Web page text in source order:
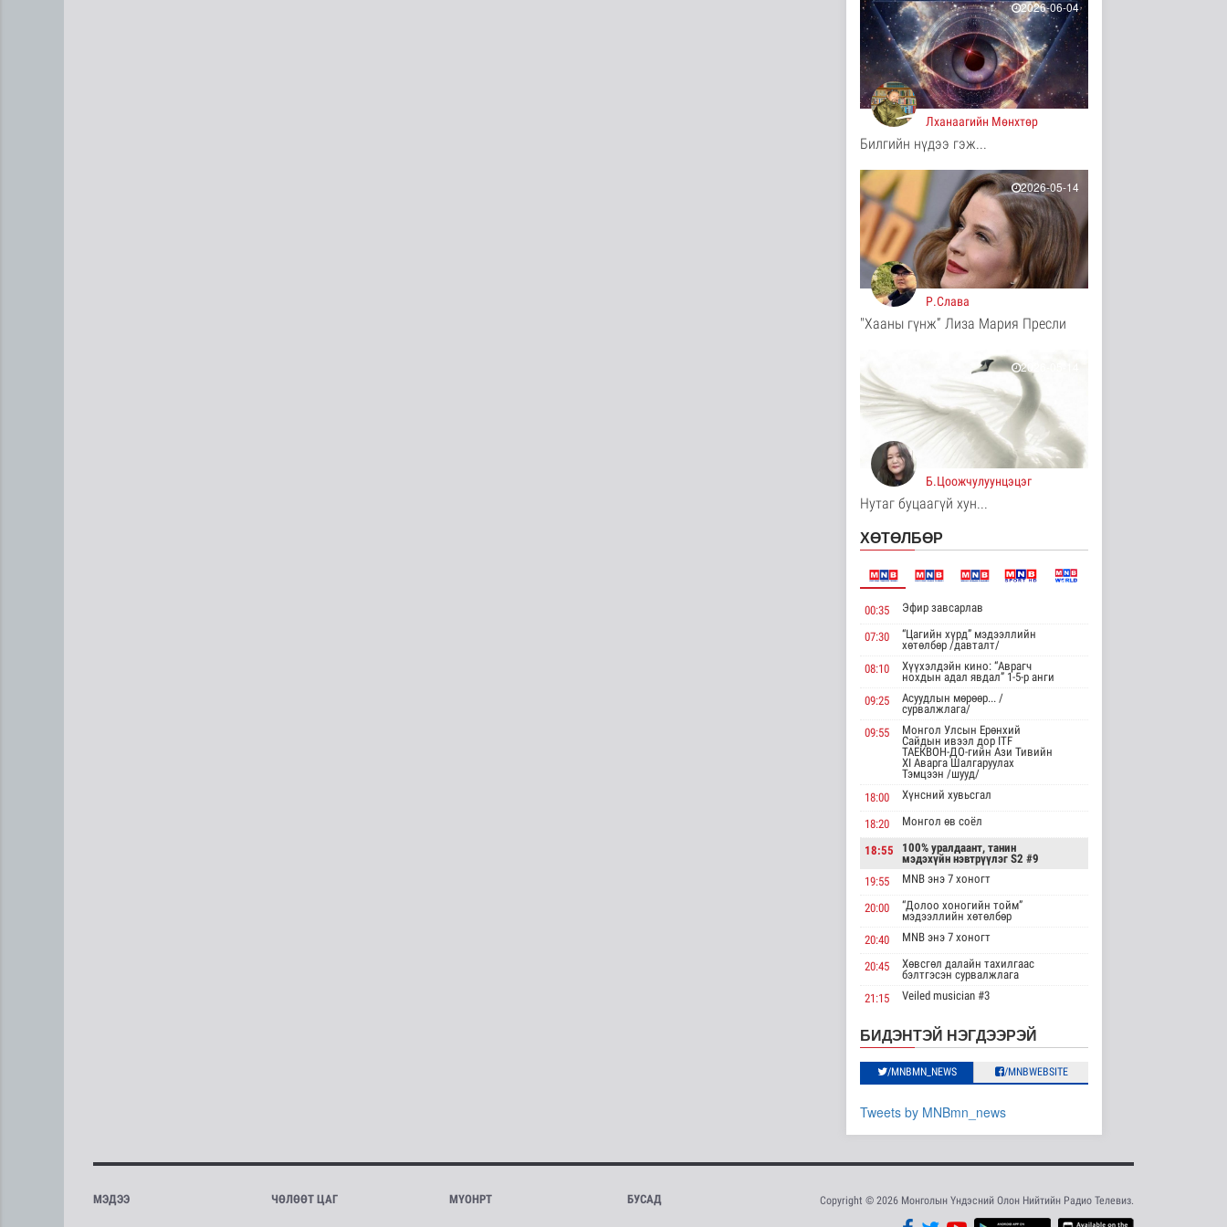
10 цаг 39 минутын өмнө
Турк, Саудын Араб,
Пакистан улсууд
батлан хамгаа..
Дэлхийд
10 цаг 43 минутын өмнө
"Онцгой амралт-2026"
реалити шоуны зургийг
авч э..
Нийгэм
10 цаг 45 минутын өмнө
Монгол-Оросын зэвсэгт
хүчний байлдааны
буудлагат..
Нийгэм
10 цаг 48 минутын өмнө
Цагааннуур суманд 23
Нийгэм
10 цаг 53 минутын өмнө
Хөдөө орон нутагт
шатахуун
нийлүүлэлтийг хоёр да..
Нийгэм
26 хэм дулаан
Байгаль орчин
дуулал
Энтертайнмент
13 цаг 22 минутын өмнө
"Цагийн хүрд"
мэдээллийн хөтөлбөр
/2026.08.08/
Нийгэм
2026-08-08 19:59
Хүүхэд залуус, бизнес
эрхлэгчдийг дэмжих
Нийгэм
2026-08-08 17:16
Сүхбаатар суманд
баригдаж буй 70 МВт-
ын хүчин ча..
Улс төр
2026-08-08 17:02
ашиглалтад орох..
2026-08-08 15:56
Улаанбаатарт шөнөдөө
2026-08-08 15:01
Хүүхдийн эрүүл,
2026-06-04
Лханаагийн Мөнхтөр
Билгийн нүдээ гэж...
2026-05-14
Р.Слава
"Хааны гүнж” Лиза Мария Пресли
2026-05-14
Б.Цоожчулуунцэцэг
Нутаг буцаагүй хун...
ХӨТӨЛБӨР
00:35 Эфир завсарлав
07:30
“Цагийн хүрд” мэдээллийн
хөтөлбөр /давталт/
08:10
Хүүхэлдэйн кино: “Аврагч
нохдын адал явдал” 1-5-р анги
09:25
Асуудлын мөрөөр... /
сурвалжлага/
09:55
Монгол Улсын Ерөнхий
Сайдын ивээл дор ITF
ТАЕКВОН-ДО-гийн Ази Тивийн
XI Аварга Шалгаруулах
Тэмцээн /шууд/
18:00
Хүнсний хувьсгал
18:20 Монгол өв соёл
18:55
100% уралдаант, танин
мэдэхүйн нэвтрүүлэг S2 #9
19:55
MNB энэ 7 хоногт
20:00
“Долоо хоногийн тойм”
мэдээллийн хөтөлбөр
20:40
MNB энэ 7 хоногт
20:45
Хөвсгөл далайн тахилгаас
бэлтгэсэн сурвалжлага
21:15
Veiled musician #3
23:35
“Гэрэлтэй цонх” үдшийн
хөтөлбөр
БИДЭНТЭЙ НЭГДЭЭРЭЙ
/MNBMN_NEWS /MNBWEBSITE
Tweets by MNBmn_news
МЭДЭЭ ЧӨЛӨӨТ ЦАГ МҮОНРТ БУСАД Copyright © 2026 Монголын Үндэсний Олон Нийтийн Радио Телевиз.